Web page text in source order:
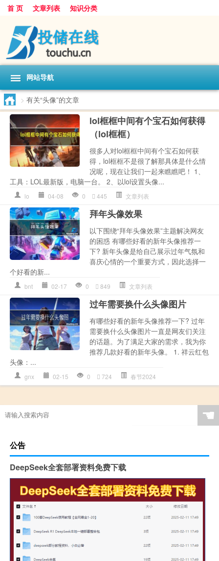
首 页 文章列表 知识分类
网站导航
> 有关“头像”的文章
lol框框中间有个宝石如何获得
（lol框框）
很多人对lol框框中间有个宝石如何获
得，lol框框不是很了解那具体是什么情
况呢，现在让我们一起来瞧瞧吧！ 1、
工具：LOL最新版，电脑一台。 2、以lol设置头像...
lo 04-08 0 445 文章列表
拜年头像效果
以下围绕“拜年头像效果”主题解决网友
的困惑 有哪些好看的新年头像推荐一
下? 新年头像是给自己展示过年气氛和
喜庆心情的一个重要方式，因此选择一
个好看的新...
bnt 02-17 0 849 文章列表
过年需要换什么头像图片
有哪些好看的新年头像推荐一下? 过年
需要换什么头像图片一直是网友们关注
的话题。为了满足大家的需求，我为你
推荐几款好看的新年头像。 1. 祥云红包
头像：...
gnx 02-15 0 724 春节2024
☚
公告
DeepSeek全套部署资料免费下载